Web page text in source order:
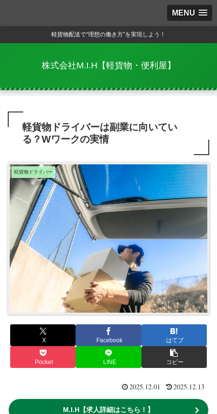
MENU
軽貨物配送で“理想の働き方”を実現しよう！
株式会社M.I.H【軽貨物・便利屋】
軽貨物ドライバーは副業に向いてい
る？Wワークの実情
軽貨物ドライバー
X Facebook はてブ
Pocket LINE コピー
2025.12.01 2025.12.13
M.I.H【求人詳細はこちら！】